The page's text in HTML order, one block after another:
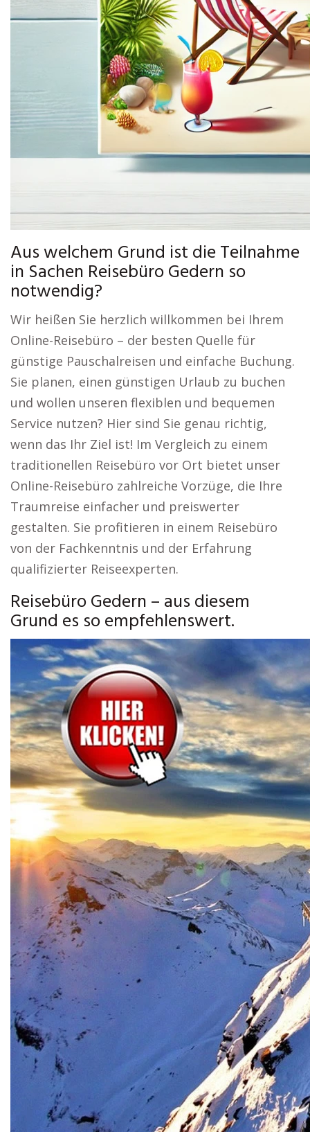
Aus welchem Grund ist die Teilnahme
in Sachen Reisebüro Gedern so
notwendig?
Wir heißen Sie herzlich willkommen bei Ihrem
Online-Reisebüro – der besten Quelle für
günstige Pauschalreisen und einfache Buchung.
Sie planen, einen günstigen Urlaub zu buchen
und wollen unseren flexiblen und bequemen
Service nutzen? Hier sind Sie genau richtig,
wenn das Ihr Ziel ist! Im Vergleich zu einem
traditionellen Reisebüro vor Ort bietet unser
Online-Reisebüro zahlreiche Vorzüge, die Ihre
Traumreise einfacher und preiswerter
gestalten. Sie profitieren in einem Reisebüro
von der Fachkenntnis und der Erfahrung
qualifizierter Reiseexperten.
Reisebüro Gedern – aus diesem
Grund es so empfehlenswert.